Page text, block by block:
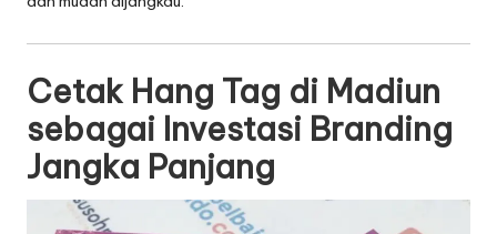
Cetak Hang Tag di Madiun
sebagai Investasi Branding
Jangka Panjang